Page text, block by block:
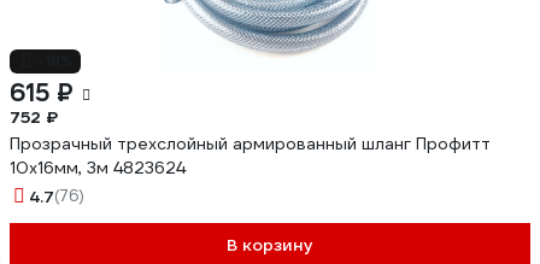
615 ₽
752 ₽
Прозрачный трехслойный армированный шланг Профитт
10х16мм, 3м 4823624
4.7(76)
В корзину